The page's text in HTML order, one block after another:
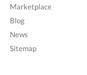
Marketplace
Blog
News
Sitemap